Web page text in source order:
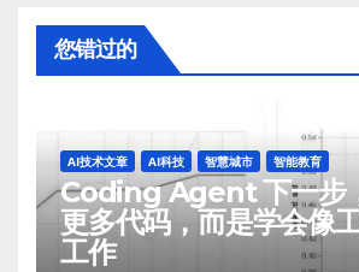
您错过的
AI技术文章 AI科技 智慧城市 智能教育
Coding Agent 下一步
更多代码，而是学会像
工作